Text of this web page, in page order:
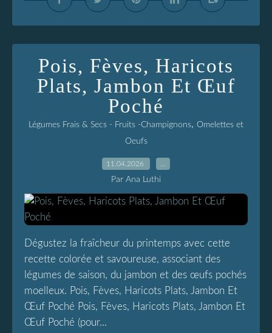
Pois, Fèves, Haricots
Plats, Jambon Et Œuf
Poché
Légumes Frais & Secs - Fruits -Champignons, Omelettes et
Oeufs
11.04.2026
Par Ana Luthi
Dégustez la fraîcheur du printemps avec cette
recette colorée et savoureuse, associant des
légumes de saison, du jambon et des œufs pochés
moelleux. Pois, Fèves, Haricots Plats, Jambon Et
Œuf Poché Pois, Fèves, Haricots Plats, Jambon Et
Œuf Poché (pour...